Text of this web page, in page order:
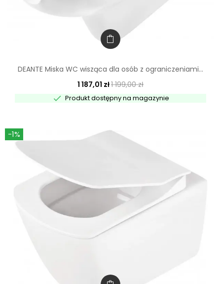
DEANTE Miska WC wisząca dla osób z ograniczeniami...
1 187,01 zł1 199,00 zł
 Produkt dostępny na magazynie
-1%